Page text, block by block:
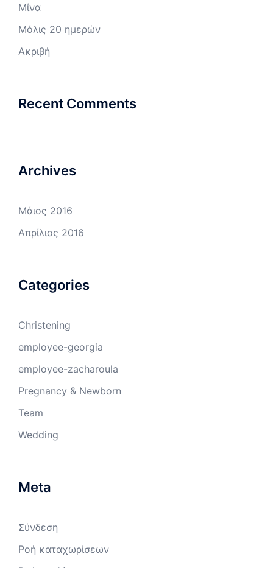
Μίνα
Μόλις 20 ημερών
Ακριβή
Recent Comments
Archives
Μάιος 2016
Απρίλιος 2016
Categories
Christening
employee-georgia
employee-zacharoula
Pregnancy & Newborn
Team
Wedding
Meta
Σύνδεση
Ροή καταχωρίσεων